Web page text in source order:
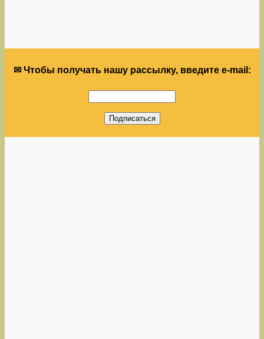
✉ Чтобы получать нашу рассылку, введите e-mail: